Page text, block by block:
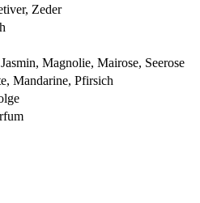
Zeder
Magnolie, Mairose, Seerose
Mandarine, Pfirsich